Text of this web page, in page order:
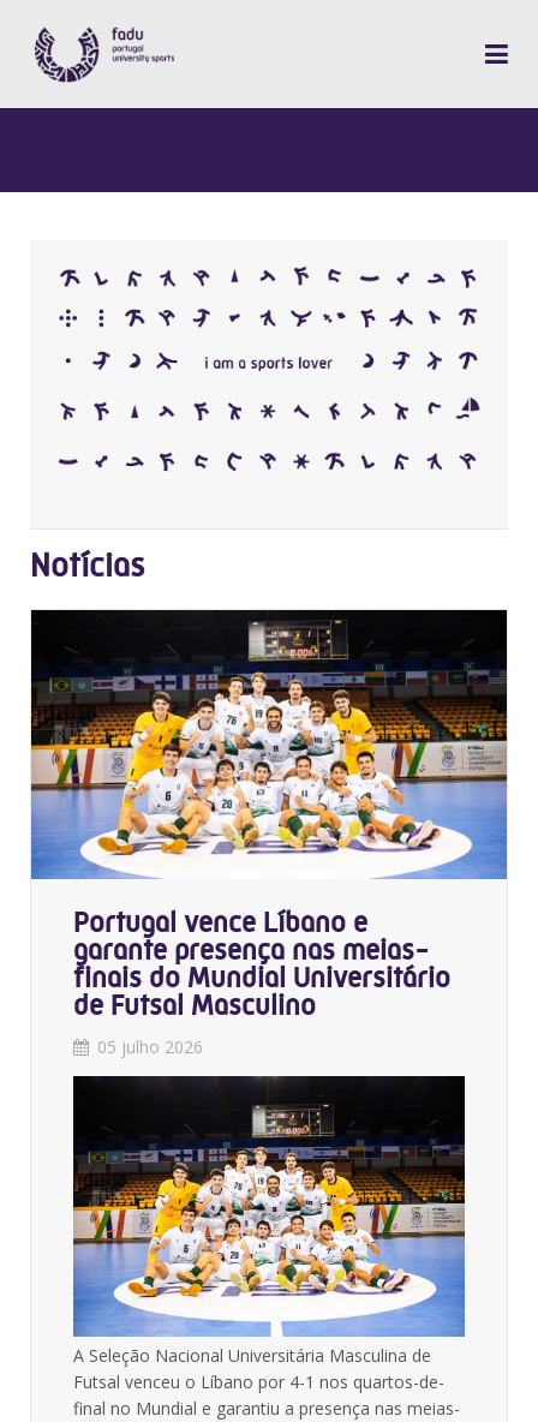
Notícias
Portugal vence Líbano e
garante presença nas meias-
finais do Mundial Universitário
de Futsal Masculino
05 julho 2026
A Seleção Nacional Universitária Masculina de
Futsal venceu o Líbano por 4-1 nos quartos-de-
final no Mundial e garantiu a presença nas meias-